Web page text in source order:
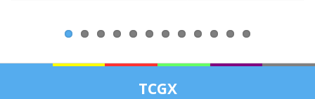
TCGX